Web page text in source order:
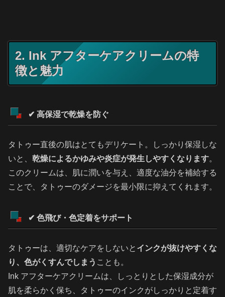
2. Ink アフターケアクリームの特
徴と魅力
✔ 高保湿で乾燥を防ぐ
タトゥー直後の肌はとてもデリケート。しっかり保湿しな
いと、 乾燥によるかゆみや炎症が発生しやすくなります。
このクリームは、肌に潤いを与え、適度な油分を補給する
ことで、タトゥーのダメージを最小限に抑えてくれます。
✔ 色飛び・色定着をサポート
タトゥーは、適切なケアをしないと インクが抜けやすくな
り、色がくすんでしまう ことも。
Ink アフターケアクリームは、しっとりとした保湿成分が
肌を柔らかく保ち、タトゥーのインクがしっかりと定着す